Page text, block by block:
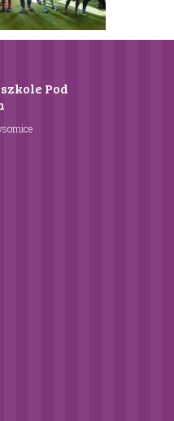
Pod